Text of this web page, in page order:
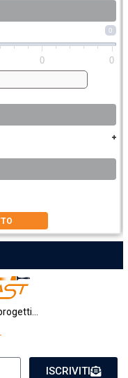
0
0 0
Price
Price
ISCRIVITI